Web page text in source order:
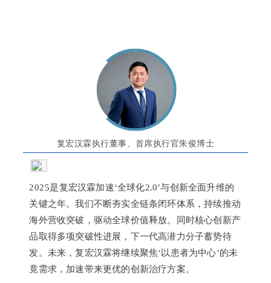
复宏汉霖执行董事、首席执行官朱俊博士
2025是复宏汉霖加速‘全球化2.0’与创新全面升维的
关键之年。我们不断夯实全链条闭环体系，持续推动
海外营收突破，驱动全球价值释放。同时核心创新产
品取得多项突破性进展，下一代高潜力分子蓄势待
发。未来，复宏汉霖将继续聚焦‘以患者为中心’的未
竟需求，加速带来更优的创新治疗方案。